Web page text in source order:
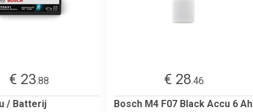
€ 23.88
/ Batterij
€ 28.46
Bosch M4 F07 Black Accu 6 Ah